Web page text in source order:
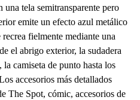
tela semitransparente pero
emite un efecto azul metálico
fielmente mediante una
el abrigo exterior, la sudadera
camiseta de punto hasta los
accesorios más detallados
The Spot, cómic, accesorios de